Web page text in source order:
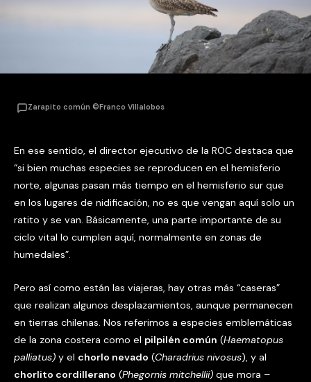
Zarapito común ©Franco Villalobos
En ese sentido, el director ejecutivo de la ROC destaca que
“si bien muchas especies se reproducen en el hemisferio
norte, algunas pasan más tiempo en el hemisferio sur que
en los lugares de nidificación, no es que vengan aquí solo un
ratito y se van. Básicamente, una parte importante de su
ciclo vital lo cumplen aquí, normalmente en zonas de
humedales”.
Pero así como están las viajeras, hay otras más “caseras”
que realizan algunos desplazamientos, aunque permanecen
en tierras chilenas. Nos referimos a especies emblemáticas
de la zona costera como el pilpilén común (Haematopus
palliatus) y el chorlo nevado (Charadrius nivosus), y al
chorlito cordillerano (Phegornis mitchellii) que mora –